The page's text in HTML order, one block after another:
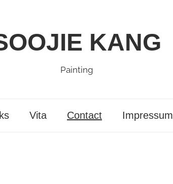
KANG
Painting
Vita Contact Impressum